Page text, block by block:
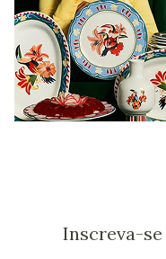
Inscreva-se